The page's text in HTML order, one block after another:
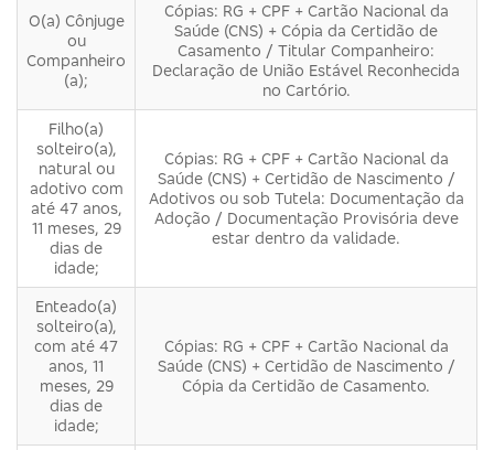
O(a) Cônjuge
ou
Companheiro
(a);
Cópias: RG + CPF + Cartão Nacional da
Saúde (CNS) + Cópia da Certidão de
Casamento / Titular Companheiro:
Declaração de União Estável Reconhecida
no Cartório.
Filho(a)
solteiro(a),
natural ou
adotivo com
até 47 anos,
11 meses, 29
dias de
idade;
Cópias: RG + CPF + Cartão Nacional da
Saúde (CNS) + Certidão de Nascimento /
Adotivos ou sob Tutela: Documentação da
Adoção / Documentação Provisória deve
estar dentro da validade.
Enteado(a)
solteiro(a),
com até 47
anos, 11
meses, 29
dias de
idade;
Cópias: RG + CPF + Cartão Nacional da
Saúde (CNS) + Certidão de Nascimento /
Cópia da Certidão de Casamento.